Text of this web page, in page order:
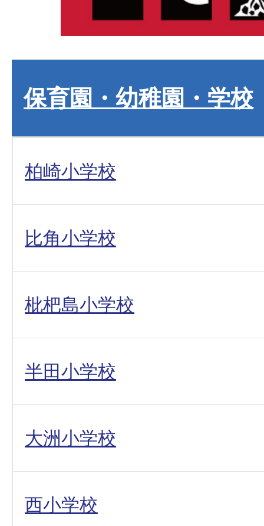
保育園・幼稚園・学校
柏崎小学校
比角小学校
枇杷島小学校
半田小学校
大洲小学校
西小学校